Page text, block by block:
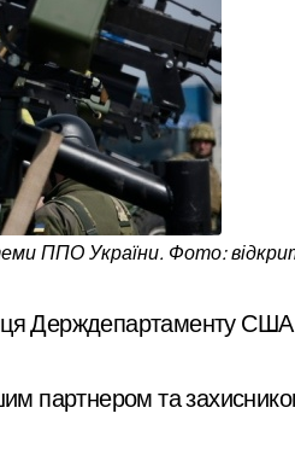
ППО України. Фото:
Держдепартаменту
партнером та